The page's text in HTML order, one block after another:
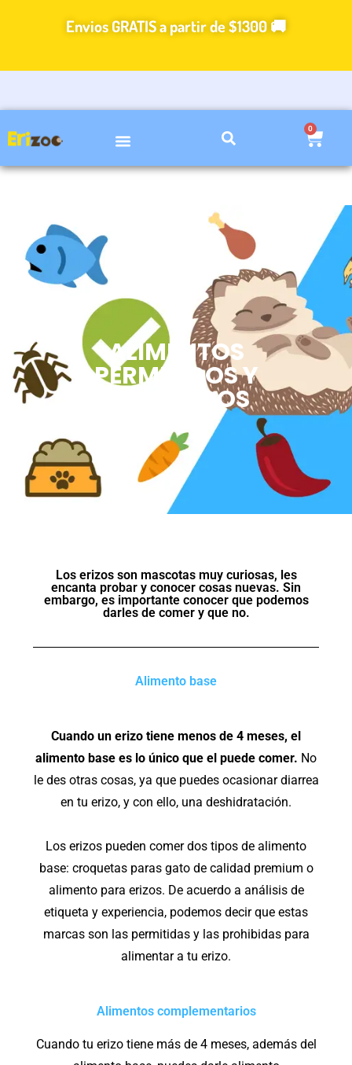
Envios GRATIS a partir de $1300 🚚
0
ALIMENTOS
PERMITIDOS Y
PROHIBIDOS
Los erizos son mascotas muy curiosas, les
encanta probar y conocer cosas nuevas. Sin
embargo, es importante conocer que podemos
darles de comer y que no.
Alimento base
Cuando un erizo tiene menos de 4 meses, el
alimento base es lo único que el puede comer. No
le des otras cosas, ya que puedes ocasionar diarrea
en tu erizo, y con ello, una deshidratación.
Los erizos pueden comer dos tipos de alimento
base: croquetas paras gato de calidad premium o
alimento para erizos. De acuerdo a análisis de
etiqueta y experiencia, podemos decir que estas
marcas son las permitidas y las prohibidas para
alimentar a tu erizo.
Alimentos complementarios
Cuando tu erizo tiene más de 4 meses, además del